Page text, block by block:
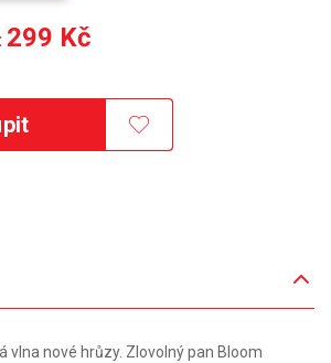
299 Kč
vlna nové hrůzy. Zlovolný pan Bloom